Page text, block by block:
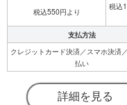
税込550円より
税込
支払方法
クレジットカード決済／スマホ決済
払い
詳細を見る